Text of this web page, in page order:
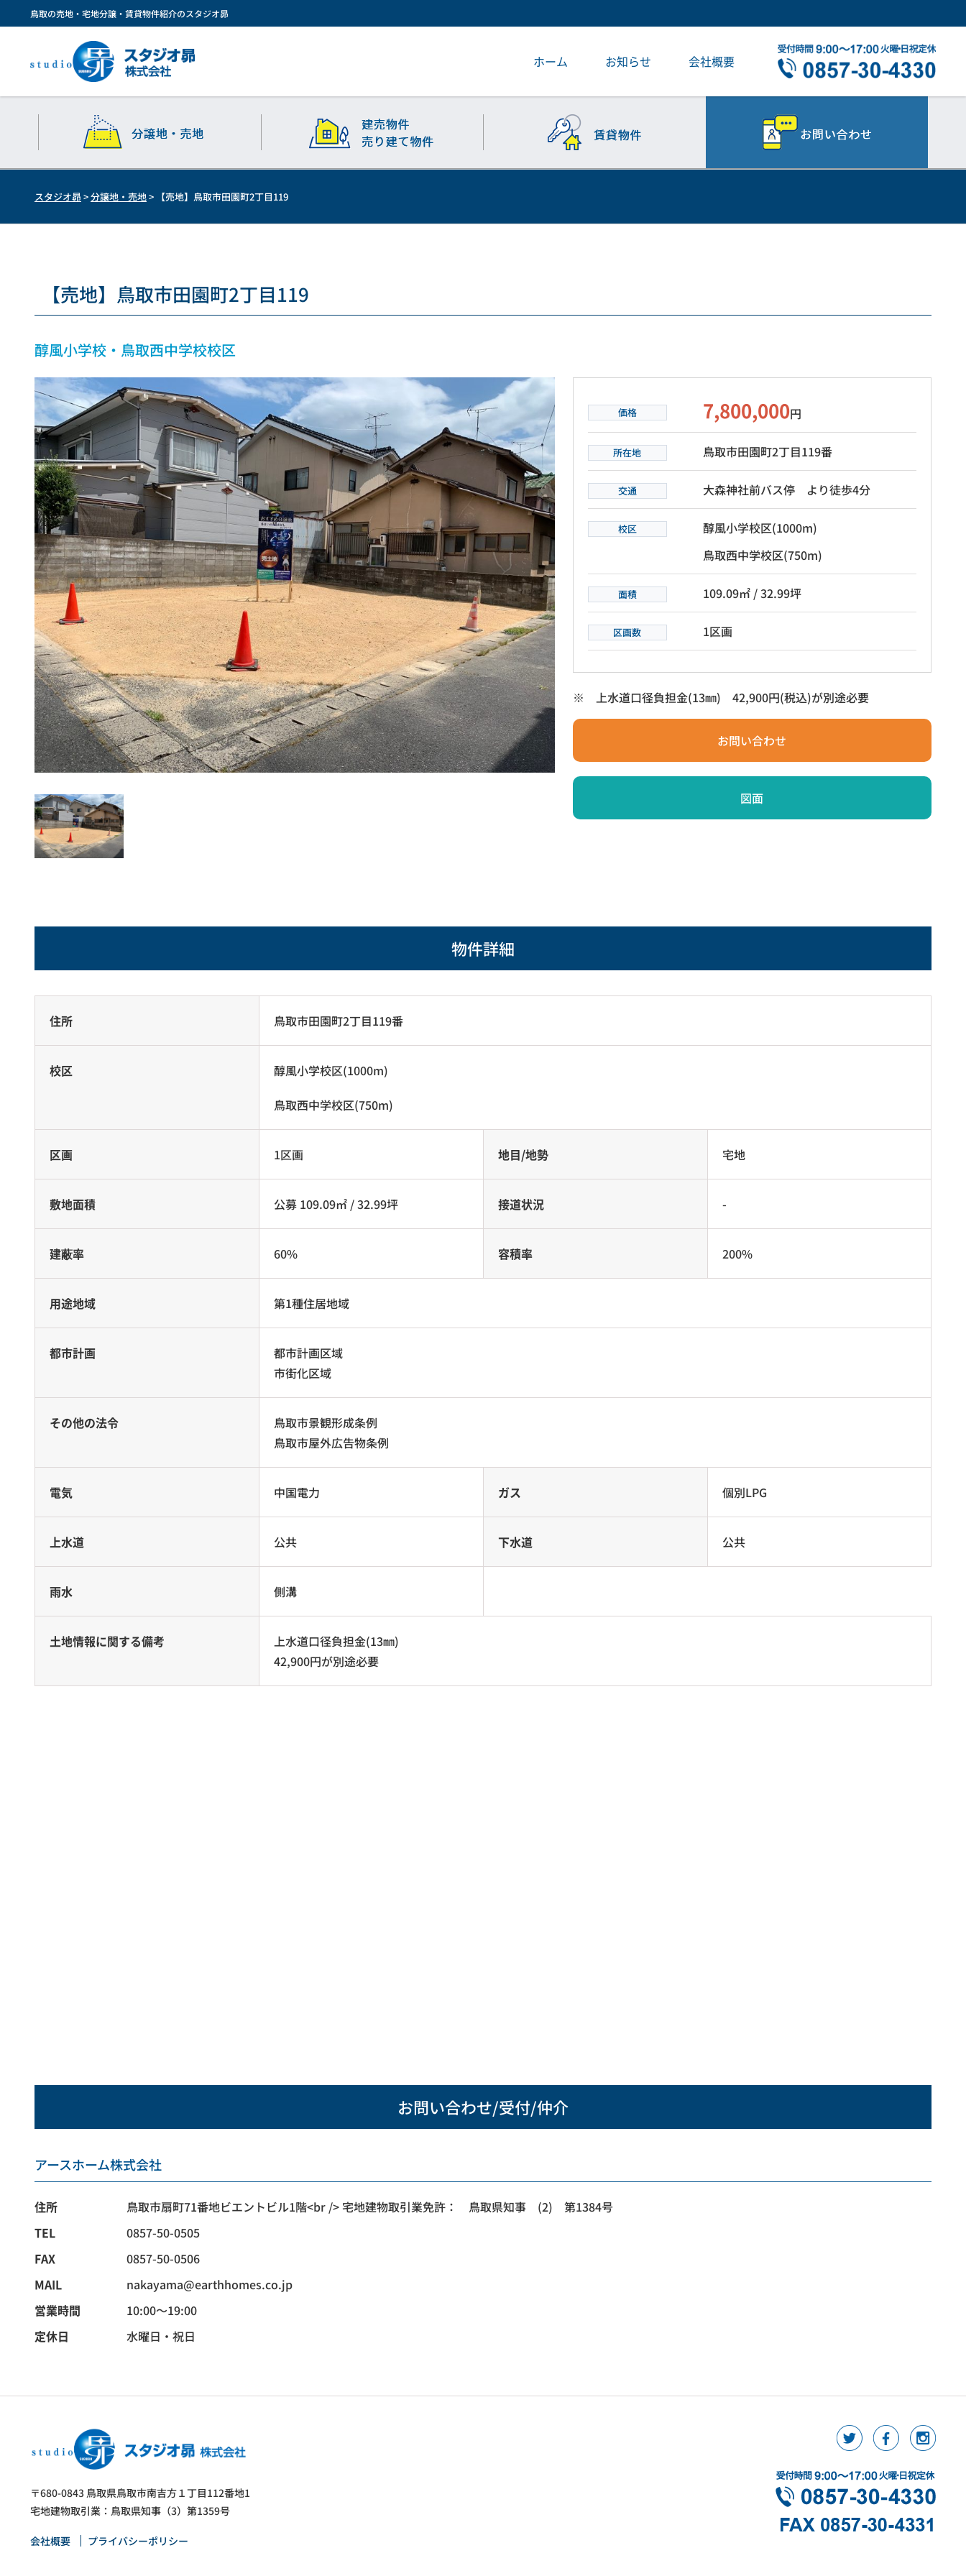
鳥取の売地・宅地分譲・賃貸物件紹介のスタジオ昴
ホーム お知らせ 会社概要
スタジオ昴 >分譲地・売地> 【売地】鳥取市田園町2丁目119
【売地】鳥取市田園町2丁目119
醇風小学校・鳥取西中学校校区
価格 7,800,000円
所在地 鳥取市田園町2丁目119番
交通 大森神社前バス停 より徒歩4分
校区 醇風小学校区(1000m)
鳥取西中学校区(750m)
面積 109.09㎡ / 32.99坪
区画数 1区画
※ 上水道口径負担金(13㎜) 42,900円(税込)が別途必要
お問い合わせ
図面
物件詳細
住所 鳥取市田園町2丁目119番
校区 醇風小学校区(1000m)
鳥取西中学校区(750m)
区画 1区画 地目/地勢 宅地
敷地面積 公募 109.09㎡ / 32.99坪 接道状況 -
建蔽率 60% 容積率 200%
用途地域 第1種住居地域
都市計画
都市計画区域
市街化区域
その他の法令
鳥取市景観形成条例
鳥取市屋外広告物条例
電気 中国電力 ガス 個別LPG
上水道 公共 下水道 公共
雨水 側溝
土地情報に関する備考
上水道口径負担金(13㎜)
42,900円が別途必要
お問い合わせ/受付/仲介
アースホーム株式会社
住所
鳥取市扇町71番地ビエントビル1階<br /> 宅地建物取引業免許： 鳥取県知事 (2) 第1384号
TEL
0857-50-0505
FAX
0857-50-0506
MAIL
nakayama@earthhomes.co.jp
営業時間
10:00〜19:00
定休日
水曜日・祝日
〒680-0843 鳥取県鳥取市南吉方１丁目112番地1
宅地建物取引業：鳥取県知事（3）第1359号
会社概要 プライバシーポリシー